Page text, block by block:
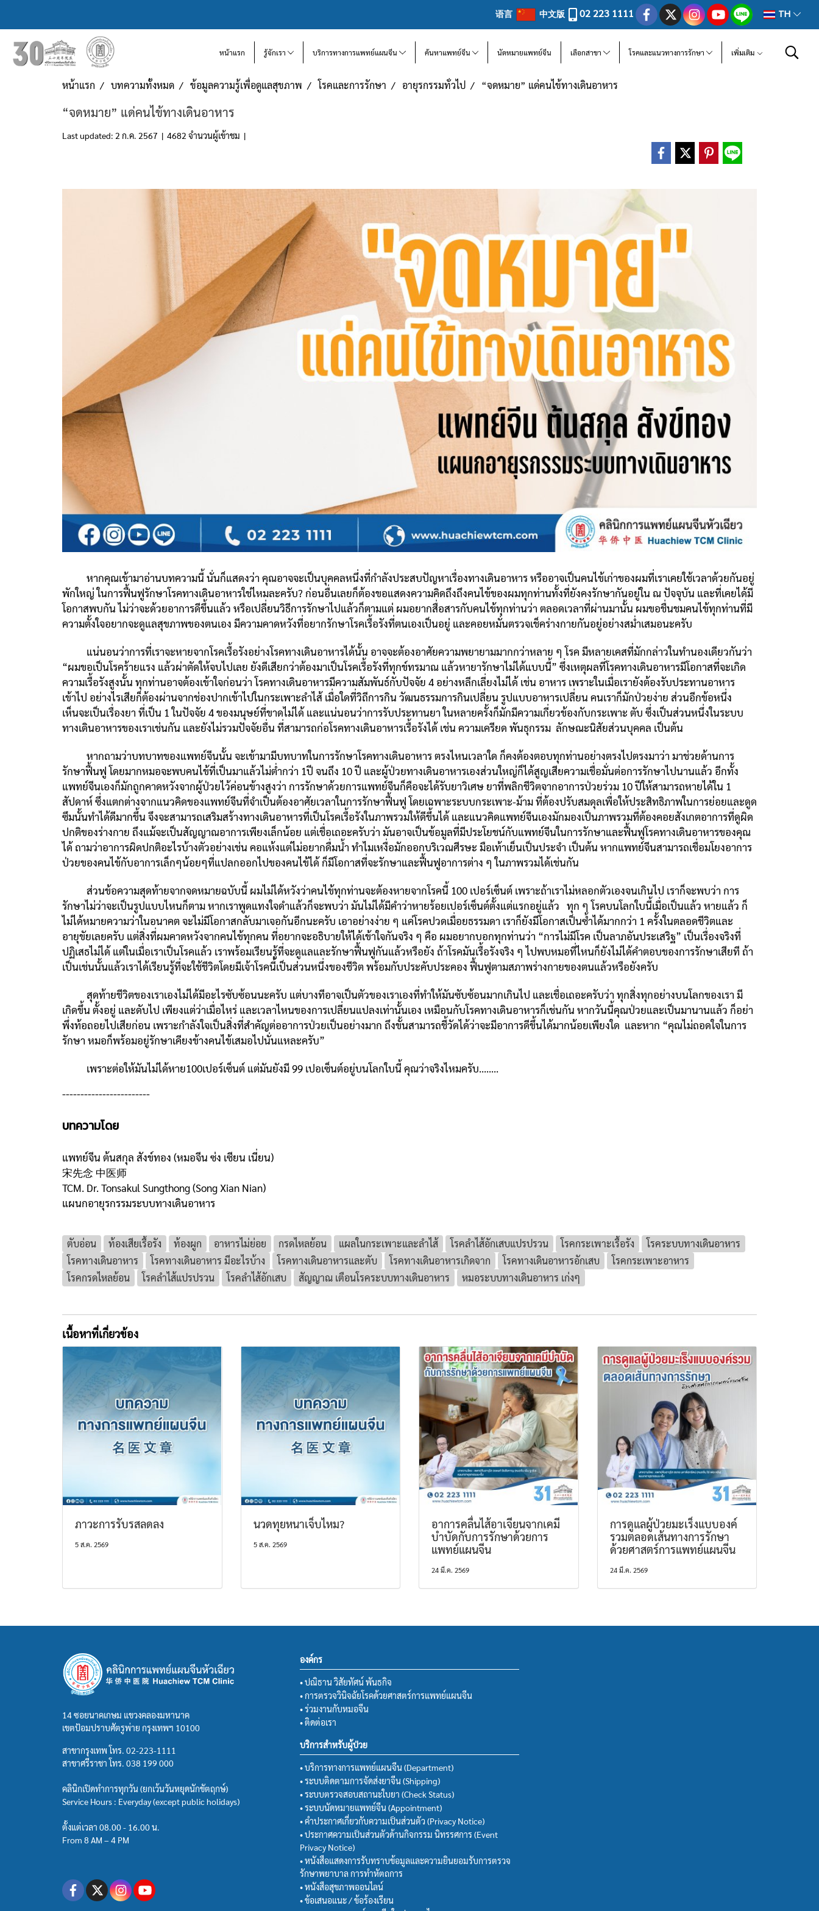
语言 中文版 02 223 1111 TH
หน้าแรก รู้จักเรา บริการทางการแพทย์แผนจีน ค้นหาแพทย์จีน นัดหมายแพทย์จีน เลือกสาขา โรคและแนวทางการรักษา เพิ่มเติม
หน้าแรก บทความทั้งหมด ข้อมูลความรู้เพื่อดูแลสุขภาพ โรคและการรักษา อายุรกรรมทั่วไป “จดหมาย” แด่คนไข้ทางเดินอาหาร
“จดหมาย” แด่คนไข้ทางเดินอาหาร
Last updated: 2 ก.ค. 2567 | 4682 จำนวนผู้เข้าชม |
หากคุณเข้ามาอ่านบทความนี้ นั่นก็แสดงว่า คุณอาจจะเป็นบุคคลหนึ่งที่กำลังประสบปัญหาเรื่องทางเดินอาหาร หรืออาจเป็นคนไข้เก่าของผมที่เราเคยใช้เวลาด้วยกันอยู่
พักใหญ่ ในการฟื้นฟูรักษาโรคทางเดินอาหารใช่ไหมละครับ? ก่อนอื่นเลยก็ต้องขอแสดงความคิดถึงถึงคนไข้ของผมทุกท่านทั้งที่ยังคงรักษากันอยู่ใน ณ ปัจจุบัน และที่เคยได้มี
โอกาสพบกัน ไม่ว่าจะด้วยอาการดีขึ้นแล้ว หรือเปลี่ยนวิธีการรักษาไปแล้วก็ตามแต่ ผมอยากสื่อสารกับคนไข้ทุกท่านว่า ตลอดเวลาที่ผ่านมานั้น ผมขอชื่นชมคนไข้ทุกท่านที่มี
ความตั้งใจอยากจะดูแลสุขภาพของตนเอง มีความคาดหวังที่อยากรักษาโรคเรื้อรังที่ตนเองเป็นอยู่ และคอยหมั่นตรวจเช็คร่างกายกันอยู่อย่างสม่ำเสมอนะครับ
แน่นอนว่าการที่เราจะหายจากโรคเรื้อรังอย่างโรคทางเดินอาหารได้นั้น อาจจะต้องอาศัยความพยายามมากกว่าหลาย ๆ โรค มีหลายเคสที่มักกล่าวในทำนองเดียวกันว่า
“ผมขอเป็นโรคร้ายแรง แล้วผ่าตัดให้จบไปเลย ยังดีเสียกว่าต้องมาเป็นโรคเรื้อรังที่ทุกข์ทรมาณ แล้วหายารักษาไม่ได้แบบนี้” ซึ่งเหตุผลที่โรคทางเดินอาหารมีโอกาสที่จะเกิด
ความเรื้อรังสูงนั้น ทุกท่านอาจต้องเข้าใจก่อนว่า โรคทางเดินอาหารมีความสัมพันธ์กับปัจจัย 4 อย่างหลีกเลี่ยงไม่ได้ เช่น อาหาร เพราะในเมื่อเรายังต้องรับประทานอาหาร
เข้าไป อย่างไรเสียก็ต้องผ่านจากช่องปากเข้าไปในกระเพาะลำไส้ เมื่อใดที่วิถีการกิน วัฒนธรรมการกินเปลี่ยน รูปแบบอาหารเปลี่ยน คนเราก็มักป่วยง่าย ส่วนอีกข้อหนึ่ง
เห็นจะเป็นเรื่องยา ที่เป็น 1 ในปัจจัย 4 ของมนุษย์ที่ขาดไม่ได้ และแน่นอนว่าการรับประทานยา ในหลายครั้งก็มักมีความเกี่ยวข้องกับกระเพาะ ตับ ซึ่งเป็นส่วนหนึ่งในระบบ
ทางเดินอาหารของเราเช่นกัน และยังไม่รวมปัจจัยอื่น ที่สามารถก่อโรคทางเดินอาหารเรื้อรังได้ เช่น ความเครียด พันธุกรรม ลักษณะนิสัยส่วนบุคคล เป็นต้น
หากถามว่าบทบาทของแพทย์จีนนั้น จะเข้ามามีบทบาทในการรักษาโรคทางเดินอาหาร ตรงไหนเวลาใด ก็คงต้องตอบทุกท่านอย่างตรงไปตรงมาว่า มาช่วยด้านการ
รักษาฟื้นฟู โดยมากหมอจะพบคนไข้ที่เป็นมาแล้วไม่ต่ำกว่า 1ปี จนถึง 10 ปี และผู้ป่วยทางเดินอาหารเองส่วนใหญ่ก็ได้สูญเสียความเชื่อมั่นต่อการรักษาไปนานแล้ว อีกทั้ง
แพทย์จีนเองก็มักถูกคาดหวังจากผู้ป่วยไว้ค่อนข้างสูงว่า การรักษาด้วยการแพทย์จีนก็คือจะได้รับยาวิเศษ ยาที่พลิกชีวิตจากอาการป่วยร่วม 10 ปีให้สามารถหายได้ใน 1
สัปดาห์ ซึ่งแตกต่างจากแนวคิดของแพทย์จีนที่จำเป็นต้องอาศัยเวลาในการรักษาฟื้นฟู โดยเฉพาะระบบกระเพาะ-ม้าม ที่ต้องปรับสมดุลเพื่อให้ประสิทธิภาพในการย่อยและดูด
ซึมนั้นทำได้ดีมากขึ้น จึงจะสามารถเสริมสร้างทางเดินอาหารที่เป็นโรคเรื้อรังในภาพรวมให้ดีขึ้นได้ และแนวคิดแพทย์จีนเองมักมองเป็นภาพรวมที่ต้องคอยสังเกตอาการที่ดูผิด
ปกติของร่างกาย ถึงแม้จะเป็นสัญญาณอาการเพียงเล็กน้อย แต่เชื่อเถอะครับว่า มันอาจเป็นข้อมูลที่มีประโยชน์กับแพทย์จีนในการรักษาและฟื้นฟูโรคทางเดินอาหารของคุณ
ได้ ถามว่าอาการผิดปกติอะไรบ้างตัวอย่างเช่น คอแห้งแต่ไม่อยากดื่มน้ำ ทำไมเหงื่อมักออกบริเวณศีรษะ มือเท้าเย็นเป็นประจำ เป็นต้น หากแพทย์จีนสามารถเชื่อมโยงอาการ
ป่วยของคนไข้กับอาการเล็กๆน้อยๆที่แปลกออกไปของคนไข้ได้ ก็มีโอกาสที่จะรักษาและฟื้นฟูอาการต่าง ๆ ในภาพรวมได้เช่นกัน
ส่วนข้อความสุดท้ายจากจดหมายฉบับนี้ ผมไม่ได้หวังว่าคนไข้ทุกท่านจะต้องหายจากโรคนี้ 100 เปอร์เซ็นต์ เพราะถ้าเราไม่หลอกตัวเองจนเกินไป เราก็จะพบว่า การ
รักษาไม่ว่าจะเป็นรูปแบบไหนก็ตาม หากเราพูดแทงใจดำแล้วก็จะพบว่า มันไม่ได้มีคำว่าหายร้อยเปอร์เซ็นต์ตั้งแต่แรกอยู่แล้ว ทุก ๆ โรคบนโลกใบนี้เมื่อเป็นแล้ว หายแล้ว ก็
ไม่ได้หมายความว่าในอนาคต จะไม่มีโอกาสกลับมาเจอกันอีกนะครับ เอาอย่างง่าย ๆ แค่โรคปวดเมื่อยธรรมดา เราก็ยังมีโอกาสเป็นซ้ำได้มากกว่า 1 ครั้งในตลอดชีวิตและ
อายุขัยเลยครับ แต่สิ่งที่ผมคาดหวังจากคนไข้ทุกคน ที่อยากจะอธิบายให้ได้เข้าใจกันจริง ๆ คือ ผมอยากบอกทุกท่านว่า “การไม่มีโรค เป็นลาภอันประเสริฐ” เป็นเรื่องจริงที่
ปฏิเสธไม่ได้ แต่ในเมื่อเราเป็นโรคแล้ว เราพร้อมเรียนรู้ที่จะดูแลและรักษาฟื้นฟูกันแล้วหรือยัง ถ้าโรคมันเรื้อรังจริง ๆ ไปพบหมอที่ไหนก็ยังไม่ได้คำตอบของการรักษาเสียที ถ้า
เป็นเช่นนั้นแล้วเราได้เรียนรู้ที่จะใช้ชีวิตโดยมีเจ้าโรคนี้เป็นส่วนหนึ่งของชีวิต พร้อมกับประคับประคอง ฟื้นฟูตามสภาพร่างกายของตนแล้วหรือยังครับ
สุดท้ายชีวิตของเราเองไม่ได้มีอะไรซับซ้อนนะครับ แต่บางทีอาจเป็นตัวของเราเองที่ทำให้มันซับซ้อนมากเกินไป และเชื่อเถอะครับว่า ทุกสิ่งทุกอย่างบนโลกของเรา มี
เกิดขึ้น ตั้งอยู่ และดับไป เพียงแต่ว่าเมื่อไหร่ และเวลาไหนของการเปลี่ยนแปลงเท่านั้นเอง เหมือนกับโรคทางเดินอาหารก็เช่นกัน หากวันนี้คุณป่วยและเป็นมานานแล้ว ก็อย่า
พึ่งท้อถอยไปเสียก่อน เพราะกำลังใจเป็นสิ่งที่สำคัญต่ออาการป่วยเป็นอย่างมาก ถึงขั้นสามารถชี้วัดได้ว่าจะมีอาการดีขึ้นได้มากน้อยเพียงใด และหาก “คุณไม่ถอดใจในการ
รักษา หมอก็พร้อมอยู่รักษาเคียงข้างคนไข้เสมอไปนั่นแหละครับ”
เพราะต่อให้มันไม่ได้หาย100เปอร์เซ็นต์ แต่มันยังมี 99 เปอเซ็นต์อยู่บนโลกใบนี้ คุณว่าจริงไหมครับ........
------------------------
บทความโดย
แพทย์จีน ต้นสกุล สังข์ทอง (หมอจีน ซ่ง เซียน เนี่ยน)
宋先念 中医师
TCM. Dr. Tonsakul Sungthong (Song Xian Nian)
แผนกอายุรกรรมระบบทางเดินอาหาร
ตับอ่อน ท้องเสียเรื้อรัง ท้องผูก อาหารไม่ย่อย กรดไหลย้อน แผลในกระเพาะและลำไส้ โรคลำไส้อักเสบแปรปรวน โรคกระเพาะเรื้อรัง
โรคระบบทางเดินอาหาร
โรคทางเดินอาหาร
โรคทางเดินอาหาร มีอะไรบ้าง โรคทางเดินอาหารและตับ โรคทางเดินอาหารเกิดจาก โรคทางเดินอาหารอักเสบ
โรคกระเพาะอาหาร
โรคกรดไหลย้อน
โรคลำไส้แปรปรวน โรคลำไส้อักเสบ สัญญาณ เตือนโรคระบบทางเดินอาหาร หมอระบบทางเดินอาหาร เก่งๆ
เนื้อหาที่เกี่ยวข้อง
ภาวะการรับรสลดลง
5 ส.ค. 2569
นวดทุยหนาเจ็บไหม?
5 ส.ค. 2569
อาการคลื่นไส้อาเจียนจากเคมี
บำบัดกับการรักษาด้วยการ
แพทย์แผนจีน
24 มี.ค. 2569
การดูแลผู้ป่วยมะเร็งแบบองค์
รวมตลอดเส้นทางการรักษา
ด้วยศาสตร์การแพทย์แผนจีน
24 มี.ค. 2569
14 ซอยนาคเกษม แขวงคลองมหานาค
เขตป้อมปราบศัตรูพ่าย กรุงเทพฯ 10100
สาขากรุงเทพ โทร. 02-223-1111
สาขาศรีราชา โทร. 038 199 000
คลินิกเปิดทำการทุกวัน (ยกเว้นวันหยุดนักขัตฤกษ์)
Service Hours : Everyday (except public holidays)
ตั้งแต่เวลา 08.00 - 16.00 น.
From 8 AM – 4 PM
องค์กร
• ปณิธาน วิสัยทัศน์ พันธกิจ
• การตรวจวินิจฉัยโรคด้วยศาสตร์การแพทย์แผนจีน
• ร่วมงานกับหมอจีน
• ติดต่อเรา
บริการสำหรับผู้ป่วย
• บริการทางการแพทย์แผนจีน (Department)
• ระบบติดตามการจัดส่งยาจีน (Shipping)
• ระบบตรวจสอบสถานะใบยา (Check Status)
• ระบบนัดหมายแพทย์จีน (Appointment)
• คำประกาศเกี่ยวกับความเป็นส่วนตัว (Privacy Notice)
• ประกาศความเป็นส่วนตัวด้านกิจกรรม นิทรรศการ (Event
Privacy Notice)
• หนังสือแสดงการรับทราบข้อมูลและความยินยอมรับการตรวจ
รักษาพยาบาล การทำหัตถการ
• หนังสือสุขภาพออนไลน์
• ข้อเสนอแนะ / ข้อร้องเรียน